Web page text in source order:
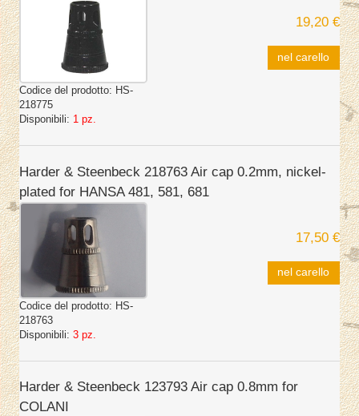
Codice del prodotto: HS-
218775
Disponibili: 1 pz.
19,20 €
nel carello
Harder & Steenbeck 218763 Air cap 0.2mm, nickel-
plated for HANSA 481, 581, 681
Codice del prodotto: HS-
218763
Disponibili: 3 pz.
17,50 €
nel carello
Harder & Steenbeck 123793 Air cap 0.8mm for
COLANI